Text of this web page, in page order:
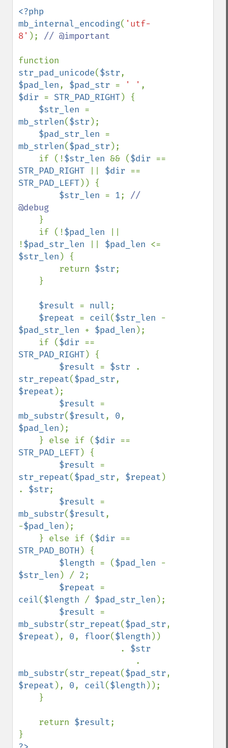
<?php
mb_internal_encoding( 'utf-
8' ); // @important
str_pad_unicode($str
$pad_len, $pad_str = ' '
$dir = STR_PAD_RIGHT) {
$str_len
mb_strlen($str );
$pad_str_len
mb_strlen($pad_str );
    if (!
$str_len && ($dir
STR_PAD_RIGHT
$dir
STR_PAD_LEFT)) {
$str_len = 1; //
@debug
}
    if (!
$pad_len
!$pad_str_len $pad_len
$str_len ) {
        return
$str;
$result = null;
$repeat = ceil($str_len
$pad_str_len + $pad_len );
    if (
$dir
STR_PAD_RIGHT) {
$result = $str
str_repeat($pad_str
$repeat );
$result
mb_substr($result, 0
$pad_len );
    } else if (
$dir
STR_PAD_LEFT) {
$result
str_repeat($pad_str, $repeat )
. $str;
$result
mb_substr($result,
-$pad_len );
    } else if (
$dir
STR_PAD_BOTH ) {
$length = ($pad_len
$str_len ) / 2;
$repeat
ceil($length / $pad_str_len );
$result
mb_substr(str_repeat($pad_str
$repeat ), 0, floor($length ))
                    .
$str
mb_substr(str_repeat($pad_str
$repeat ), 0, ceil($length ));
    return
$result;